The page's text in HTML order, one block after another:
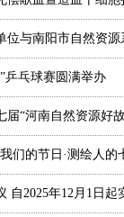
与南阳市自然资
乒乓球赛圆满举办
“河南自然资源好
们的节日·测绘人的
自2025年12月1日起